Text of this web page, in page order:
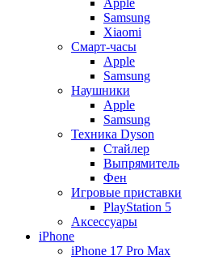
Apple
Samsung
Xiaomi
Смарт-часы
Apple
Samsung
Наушники
Apple
Samsung
Техника Dyson
Стайлер
Выпрямитель
Фен
Игровые приставки
PlayStation 5
Аксессуары
iPhone
iPhone 17 Pro Max